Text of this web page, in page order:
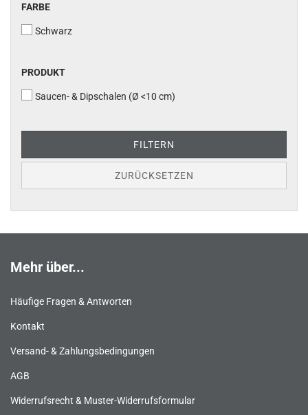
FARBE
FARBE
Schwarz
PRODUKT
PRODUKT
Saucen- & Dipschalen (Ø <10 cm)
FILTERN
ZURÜCKSETZEN
Mehr über...
Häufige Fragen & Antworten
Kontakt
Versand- & Zahlungsbedingungen
AGB
Widerrufsrecht & Muster-Widerrufsformular